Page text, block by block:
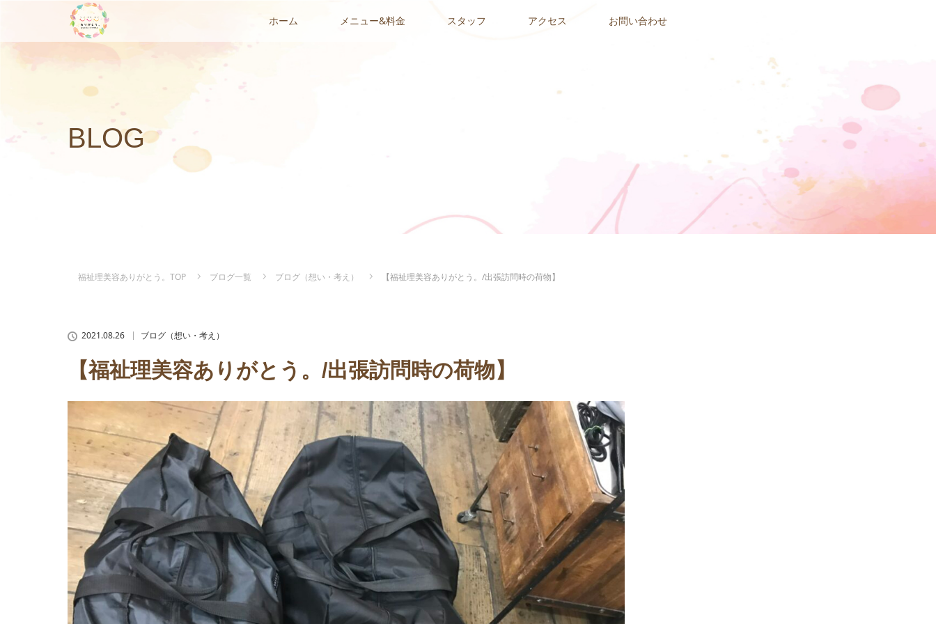
ホーム メニュー&料金 スタッフ アクセス お問い合わせ
BLOG
福祉理美容ありがとう。TOP ブログ一覧 ブログ（想い・考え） 【福祉理美容ありがとう。/出張訪問時の荷物】
2021.08.26 ブログ（想い・考え）
【福祉理美容ありがとう。/出張訪問時の荷物】